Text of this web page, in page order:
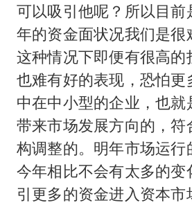
可以吸引他呢？所以目前
年的资金面状况我们是很
这种情况下即便有很高的
也难有好的表现，恐怕更
中在中小型的企业，也就
带来市场发展方向的，
构调整的。明年市场运行
今年相比不会有太多的变
引更多的资金进入资本市